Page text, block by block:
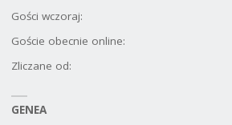
Gości wczoraj:
Goście obecnie online:
Zliczane od:
GENEA